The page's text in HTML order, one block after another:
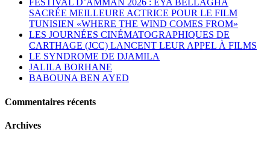
FESTIVAL D’AMMAN 2026 : EYA BELLAGHA
SACRÉE MEILLEURE ACTRICE POUR LE FILM
TUNISIEN «WHERE THE WIND COMES FROM»
LES JOURNÉES CINÉMATOGRAPHIQUES DE
CARTHAGE (JCC) LANCENT LEUR APPEL À FILMS
LE SYNDROME DE DJAMILA
JALILA BORHANE
BABOUNA BEN AYED
Commentaires récents
Archives